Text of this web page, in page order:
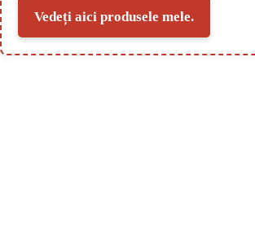
Vedeți aici produsele mele.